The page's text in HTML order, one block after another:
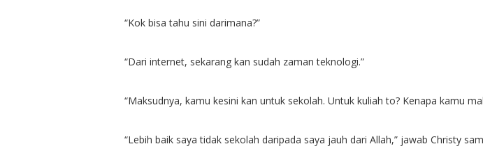
“Kok bisa tahu sini darimana?”
“Dari internet, sekarang kan sudah zaman teknologi.”
“Maksudnya, kamu kesini kan untuk sekolah. Untuk kuliah to? Kenapa kamu
“Lebih baik saya tidak sekolah daripada saya jauh dari Allah,” jawab Christy